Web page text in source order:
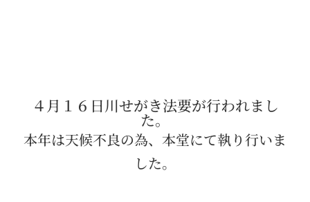
４月１６日川せがき法要が行われまし
た。
本年は天候不良の為、本堂にて執り行いま
した。